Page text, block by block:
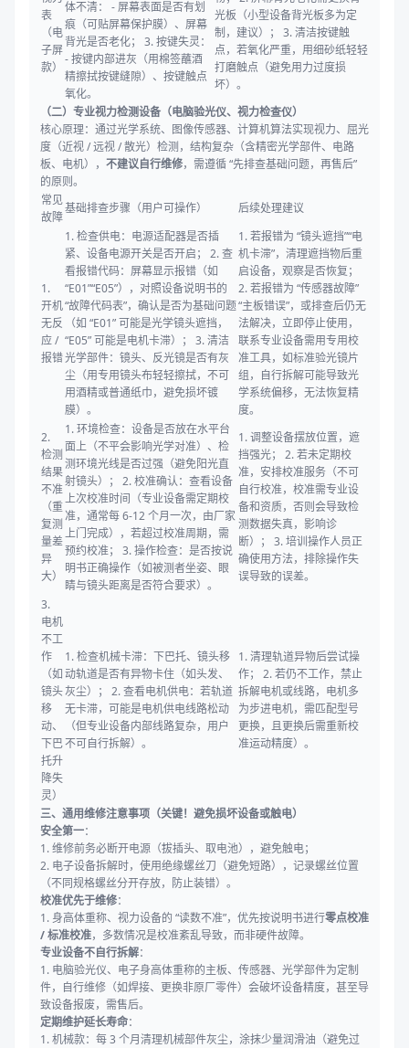
表
（电
子屏
款）
体不清： - 屏幕表面是否有划
痕（可贴屏幕保护膜）、屏幕
背光是否老化； 3. 按键失灵：
- 按键内部进灰（用棉签蘸酒
精擦拭按键缝隙）、按键触点
氧化。
光板（小型设备背光板多为定
制，建议）； 3. 清洁按键触
点，若氧化严重，用细砂纸轻轻
打磨触点（避免用力过度损
坏）。
（二）专业视力检测设备（电脑验光仪、视力检查仪）
核心原理：通过光学系统、图像传感器、计算机算法实现视力、屈光
度（近视 / 远视 / 散光）检测，结构复杂（含精密光学部件、电路
板、电机）， 不建议自行维修，需遵循 “先排查基础问题，再售后”
的原则。
常见
故障
基础排查步骤（用户可操作） 后续处理建议
1.
开机
无反
应 /
报错
1. 检查供电：电源适配器是否插
紧、设备电源开关是否开启； 2. 查
看报错代码：屏幕显示报错（如
“E01”“E05”），对照设备说明书的
“故障代码表”，确认是否为基础问题
（如 “E01” 可能是光学镜头遮挡，
“E05” 可能是电机卡滞）； 3. 清洁
光学部件：镜头、反光镜是否有灰
尘（用专用镜头布轻轻擦拭，不可
用酒精或普通纸巾，避免损坏镀
膜）。
1. 若报错为 “镜头遮挡”“电
机卡滞”，清理遮挡物后重
启设备，观察是否恢复；
2. 若报错为 “传感器故障”
“主板错误”，或排查后仍无
法解决，立即停止使用，
联系专业设备需用专用校
准工具，如标准验光镜片
组，自行拆解可能导致光
学系统偏移，无法恢复精
度。
2.
检测
结果
不准
（重
复测
量差
异
大）
1. 环境检查：设备是否放在水平台
面上（不平会影响光学对准）、检
测环境光线是否过强（避免阳光直
射镜头）； 2. 校准确认：查看设备
上次校准时间（专业设备需定期校
准，通常每 6-12 个月一次，由厂家
上门完成），若超过校准周期，需
预约校准； 3. 操作检查：是否按说
明书正确操作（如被测者坐姿、眼
睛与镜头距离是否符合要求）。
1. 调整设备摆放位置，遮
挡强光； 2. 若未定期校
准，安排校准服务（不可
自行校准，校准需专业设
备和资质，否则会导致检
测数据失真，影响诊
断）； 3. 培训操作人员正
确使用方法，排除操作失
误导致的误差。
3.
电机
不工
作
（如
镜头
移
动、
下巴
托升
降失
灵）
1. 检查机械卡滞：下巴托、镜头移
动轨道是否有异物卡住（如头发、
灰尘）； 2. 查看电机供电：若轨道
无卡滞，可能是电机供电线路松动
（但专业设备内部线路复杂，用户
不可自行拆解）。
1. 清理轨道异物后尝试操
作； 2. 若仍不工作，禁止
拆解电机或线路，电机多
为步进电机，需匹配型号
更换，且更换后需重新校
准运动精度）。
三、通用维修注意事项（关键！避免损坏设备或触电）
安全第一：
1. 维修前务必断开电源（拔插头、取电池），避免触电；
2. 电子设备拆解时，使用绝缘螺丝刀（避免短路），记录螺丝位置
（不同规格螺丝分开存放，防止装错）。
校准优先于维修：
1. 身高体重称、视力设备的 “读数不准”，优先按说明书进行零点校准
/ 标准校准，多数情况是校准紊乱导致，而非硬件故障。
专业设备不自行拆解：
1. 电脑验光仪、电子身高体重称的主板、传感器、光学部件为定制
件，自行维修（如焊接、更换非原厂零件）会破坏设备精度，甚至导
致设备报废，需售后。
定期维护延长寿命：
1. 机械款：每 3 个月清理机械部件灰尘，涂抹少量润滑油（避免过